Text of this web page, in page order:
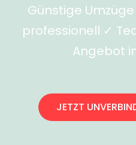
Günstige
professionell ✓
Angebot
JETZT